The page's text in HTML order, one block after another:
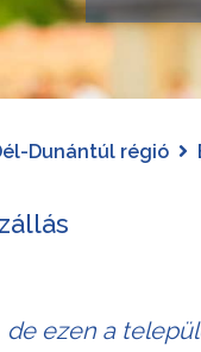
Dunántúl régió
de ezen a